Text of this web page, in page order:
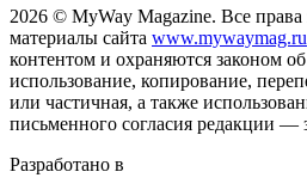
2026 © MyWay Magazine. Все
материалы сайта www.mywaymag.ru
контентом и охраняются законом
использование, копирование,
или частичная, а также
письменного согласия редакции —
Разработано в